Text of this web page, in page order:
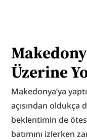
Üzerine
Makedonya’ya
açısından
beklentimin de
batımını izlerken